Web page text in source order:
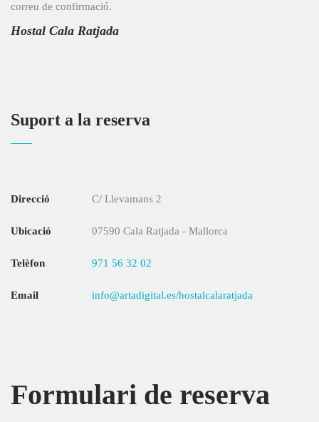
correu de confirmació.
Hostal Cala Ratjada
Suport a la reserva
Direcció C/ Llevamans 2
Ubicació 07590 Cala Ratjada - Mallorca
Telèfon 971 56 32 02
Email info@artadigital.es/hostalcalaratjada
Formulari de reserva